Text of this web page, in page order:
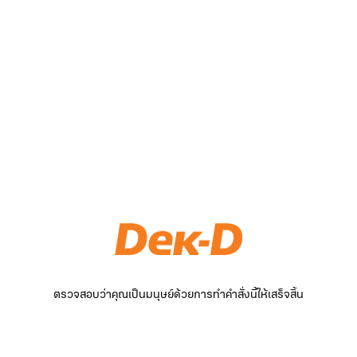
ตรวจสอบว่าคุณเป็นมนุษย์ด้วยการทำคำสั่งนี้ให้เสร็จสิ้น